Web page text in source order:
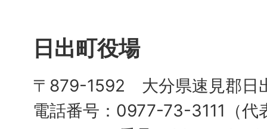
日出町役場
〒879-1592 大分県速見郡日
電話番号：0977-73-3111（代